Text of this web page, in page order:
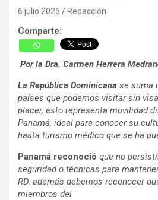
6 julio 2026 Redacción
Comparte:
Por la Dra. Carmen Herrera
La República Dominicana se suma
países que podemos visitar sin
placer, esto representa movilidad
Panamá, ideal para conocer su
hasta turismo médico que se ha
Panamá reconoció que no
seguridad o técnicas para
RD, además debemos reconocer
miembros del